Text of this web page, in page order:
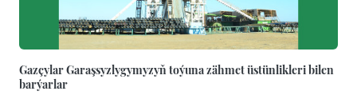
Gazçylar Garaşsyzlygymyzyň toýuna zähmet üstünlikleri bilen
barýarlar